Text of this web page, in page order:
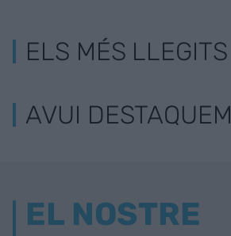
ELS MÉS LLEGITS
AVUI DESTAQUEM
EL NOSTRE